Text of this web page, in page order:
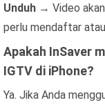
Unduh → Video
perlu mendaftar
Apakah InSaver
IGTV di iPhone?
Ya. Jika Anda